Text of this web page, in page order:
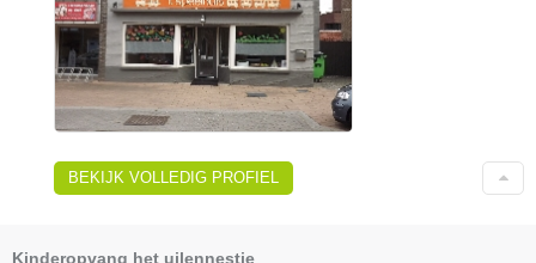
BEKIJK VOLLEDIG PROFIEL
Kinderopvang het uilennestje